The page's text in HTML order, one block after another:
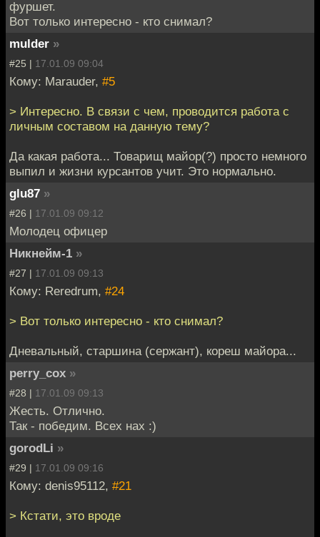
фуршет.
Вот только интересно - кто снимал?
mulder »
#25 | 17.01.09 09:04
Кому: Marauder, #5
> Интересно. В связи с чем, проводится работа с
личным составом на данную тему?
Да какая работа... Товарищ майор(?) просто немного
выпил и жизни курсантов учит. Это нормально.
glu87 »
#26 | 17.01.09 09:12
Молодец офицер
Никнейм-1 »
#27 | 17.01.09 09:13
Кому: Reredrum, #24
> Вот только интересно - кто снимал?
Дневальный, старшина (сержант), кореш майора...
perry_cox »
#28 | 17.01.09 09:13
Жесть. Отлично.
Так - победим. Всех нах :)
gorodLi »
#29 | 17.01.09 09:16
Кому: denis95112, #21
> Кстати, это вроде